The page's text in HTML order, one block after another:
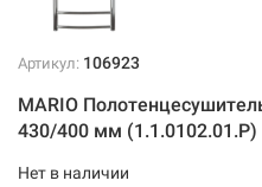
Артикул: 106923
MARIO
430/400 мм (1.1.0102.01.Р)
Нет в наличии